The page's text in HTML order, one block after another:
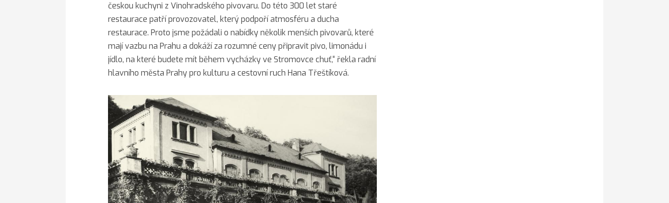
českou kuchyni z Vinohradského pivovaru. Do této 300 let staré
restaurace patří provozovatel, který podpoří atmosféru a ducha
restaurace. Proto jsme požádali o nabídky několik menších pivovarů, které
mají vazbu na Prahu a dokáží za rozumné ceny připravit pivo, limonádu i
jídlo, na které budete mít během vycházky ve Stromovce chuť,“ řekla radní
hlavního města Prahy pro kulturu a cestovní ruch Hana Třeštíková.